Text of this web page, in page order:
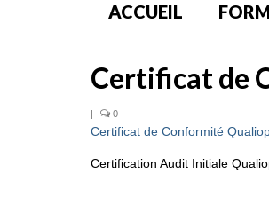
ACCUEIL
Certificat de
| 0
Certificat de Conformité
Certification Audit Initiale